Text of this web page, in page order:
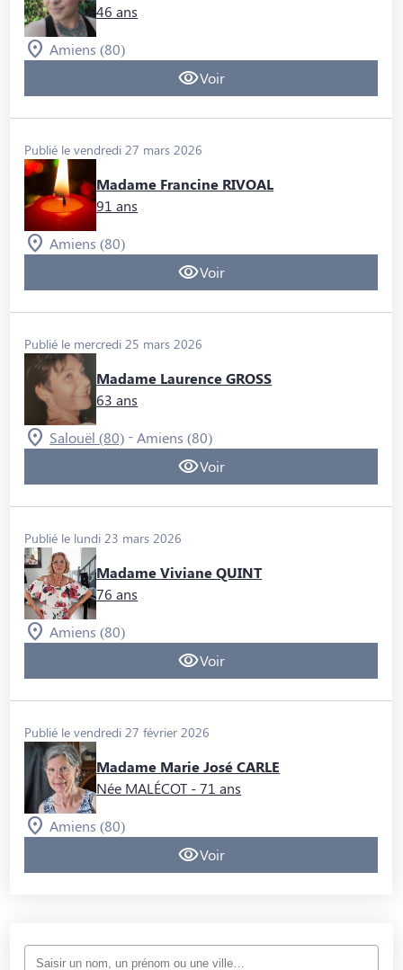
46 ans
Amiens (80)
Voir
Publié le vendredi 27 mars 2026
Madame Francine RIVOAL
91 ans
Amiens (80)
Voir
Publié le mercredi 25 mars 2026
Madame Laurence GROSS
63 ans
Salouël (80) - Amiens (80)
Voir
Publié le lundi 23 mars 2026
Madame Viviane QUINT
76 ans
Amiens (80)
Voir
Publié le vendredi 27 février 2026
Madame Marie José CARLE
Née MALÉCOT - 71 ans
Amiens (80)
Voir